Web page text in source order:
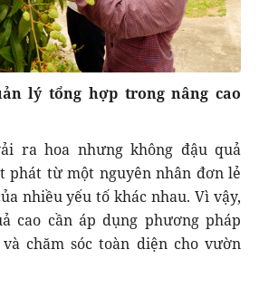
lý tổng hợp trong nâng cao
ra hoa nhưng không đậu quả
phát từ một nguyên nhân đơn lẻ
nhiều yếu tố khác nhau. Vì vậy,
cao cần áp dụng phương pháp
chăm sóc toàn diện cho vườn